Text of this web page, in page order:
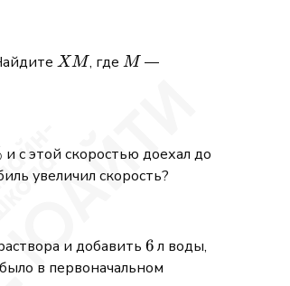
XM
XM, где M
M —
и с этой скоростью доехал до
увеличил скорость?
и добавить 6
6л воды,
в первоначальном